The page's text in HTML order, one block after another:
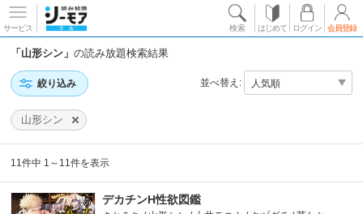
サービス 検索 はじめて ログイン 会員登録
「山形シン」の読み放題検索結果
絞り込み 並べ替え:
山形シン
11件中 1～11件を表示
デカチンH性欲図鑑